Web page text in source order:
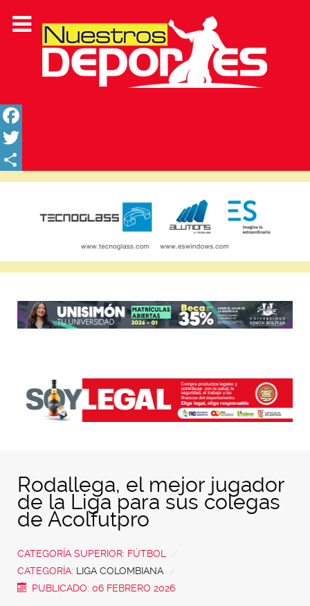
Facebook
Twitter
Share
Rodallega, el mejor jugador
de la Liga para sus colegas
de Acolfutpro
CATEGORÍA SUPERIOR: FÚTBOL
CATEGORÍA: LIGA COLOMBIANA
PUBLICADO: 06 FEBRERO 2026